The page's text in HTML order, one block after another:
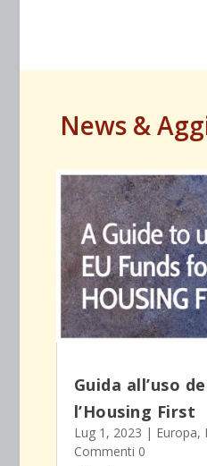
News &
Guida all’uso
l’Housing First
Lug 1, 2023 | Europa,
Commenti 0